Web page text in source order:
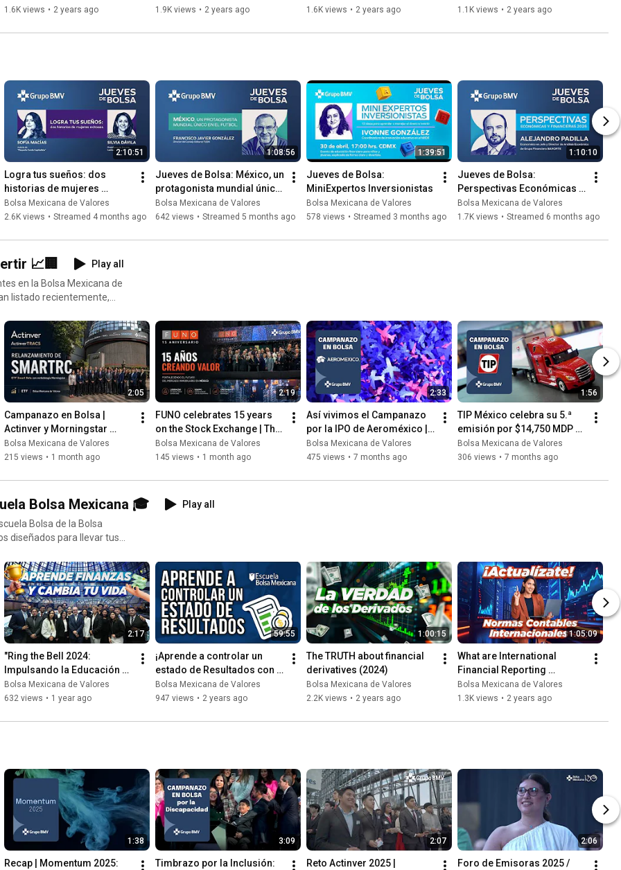
1.6K views • 2 years ago
1.9K views • 2 years ago
1.6K views • 2 years ago
1.1K views • 2 years ago
2:10:51
Logra tus sueños: dos
historias de mujeres
exitosas.
Bolsa Mexicana de Valores
2.6K views • Streamed 4 months ago
1:08:56
Jueves de Bolsa: México, un
protagonista mundial único
en el fútbol.
Bolsa Mexicana de Valores
642 views • Streamed 5 months ago
1:39:51
Jueves de Bolsa:
MiniExpertos Inversionistas
Bolsa Mexicana de Valores
578 views • Streamed 3 months ago
1:10:10
Jueves de Bolsa:
Perspectivas Económicas y
Financieras 2026 con
Alejandro Padilla |
Bolsa Mexicana de Valores
1.7K views • Streamed 6 months ago
🔔 Timbrazos: Empresas en las que podrías Invertir 📈🏢
Play all
en la Bolsa Mexicana de
listado recientemente,
y el impacto que tienen en
cómo están transformando
o cualquier otro
y tú puedes ser parte de
generando valor y qué
cada nuevo hito! No
financiero. 🚀✨
2:05
Campanazo en Bolsa |
Actinver y Morningstar
relanzan el ETF SMARTRAC
14
Bolsa Mexicana de Valores
215 views • 1 month ago
2:19
FUNO celebrates 15 years
on the Stock Exchange | The
story of Mexico's largest
REIT
Bolsa Mexicana de Valores
145 views • 1 month ago
2:33
Así vivimos el Campanazo
por la IPO de Aeroméxico |
Recap BMV
Bolsa Mexicana de Valores
475 views • 7 months ago
1:56
TIP México celebra su 5.ª
emisión por $14,750 MDP en
la BMV | Recap Campanazo
Bolsa Mexicana de Valores
306 views • 7 months ago
Bolsa Mexicana 🎓
Play all
Bolsa de la Bolsa
diseñados para llevar tus
recurso definitivo para
Aprende a ahorrar,
global y mucho más.
diseñados para adaptarse
Herramientas
Descubre cómo
y activa la campanita! No
y familiares para que
2:17
"Ring the Bell 2024:
Impulsando la Educación
Financiera con la Bolsa
Mexicana de Valores 📊
Bolsa Mexicana de Valores
632 views • 1 year ago
59:55
¡Aprende a controlar un
estado de Resultados con
la Escuela de la Bolsa
Mexicana de Valores! 💸
Bolsa Mexicana de Valores
947 views • 2 years ago
1:00:15
The TRUTH about financial
derivatives (2024)
Bolsa Mexicana de Valores
2.2K views • 2 years ago
1:05:09
What are International
Financial Reporting
Standards?
Bolsa Mexicana de Valores
1.3K views • 2 years ago
1:38
Recap | Momentum 2025:
3:09
Timbrazo por la Inclusión:
2:07
Reto Actinver 2025 |
2:06
Foro de Emisoras 2025 /